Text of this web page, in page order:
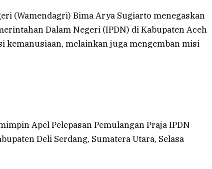
(Wamendagri) Bima Arya Sugiarto menegaskan
Dalam Negeri (IPDN) di Kabupaten Aceh
kemanusiaan, melainkan juga mengemban misi
Apel Pelepasan Pemulangan Praja IPDN
Deli Serdang, Sumatera Utara, Selasa